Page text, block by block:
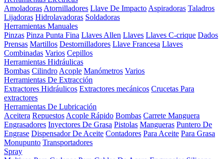
Amoladoras Atornilladores Llave De Impacto Aspiradoras Taladros
Lijadoras Hidrolavadoras Soldadoras
Herramientas Manuales
Pinzas Pinza Punta Fina Llaves Allen Llaves Llaves C-crique Dados
Prensas Martillos Destornilladores Llave Francesa Llaves
Combinadas Varios Cepillos
Herramientas Hidráulicas
Bombas Cilindro Acople Manómetros Varios
Herramientas De Extracción
Extractores Hidráulicos Extractores mecánicos Crucetas Para
extractores
Herramientas De Lubricación
Aceitera Repuestos Acople Rápido Bombas Carrete Manguera
Engrasadores Inyectores De Grasa Pistolas Mangueras Puntero De
Engrase Dispensador De Aceite Contadores Para Aceite Para Grasa
Monupunto Transportadores
Spray